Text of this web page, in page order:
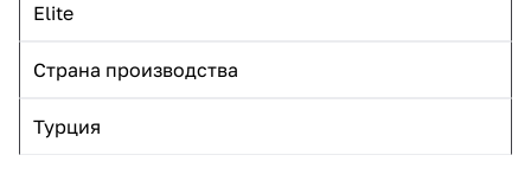
Elite
Страна производства
Турция